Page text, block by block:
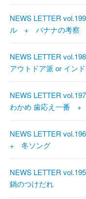
NEWS LETTER
ル + バナナの考察
NEWS LETTER
アウトドア派 or イン
NEWS LETTER
わかめ 歯応え一番 +
NEWS LETTER
+ 冬ソング
NEWS LETTER
鍋のつけだれ